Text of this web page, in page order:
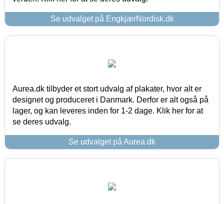
Se udvalget på EngkjærNordisk.dk
Aurea.dk tilbyder et stort udvalg af plakater, hvor alt er
designet og produceret i Danmark. Derfor er alt også på
lager, og kan leveres inden for 1-2 dage. Klik her for at
se deres udvalg.
Se udvalget på Aurea.dk